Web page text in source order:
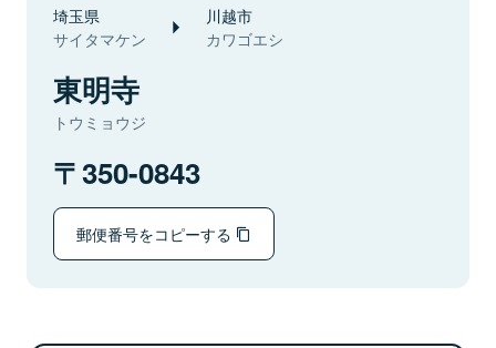
埼玉県
サイタマケン
川越市
カワゴエシ
東明寺
トウミョウジ
350-0843
郵便番号をコピーする